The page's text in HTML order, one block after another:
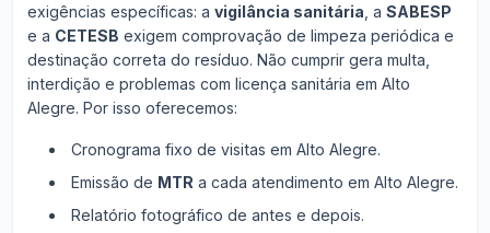
exigências específicas: a vigilância sanitária , a SABESP
e a CETESB exigem comprovação de limpeza periódica e
destinação correta do resíduo. Não cumprir gera multa,
interdição e problemas com licença sanitária em Alto
Alegre. Por isso oferecemos:
Cronograma fixo de visitas em Alto Alegre.
Emissão de MTR a cada atendimento em Alto Alegre.
Relatório fotográfico de antes e depois.